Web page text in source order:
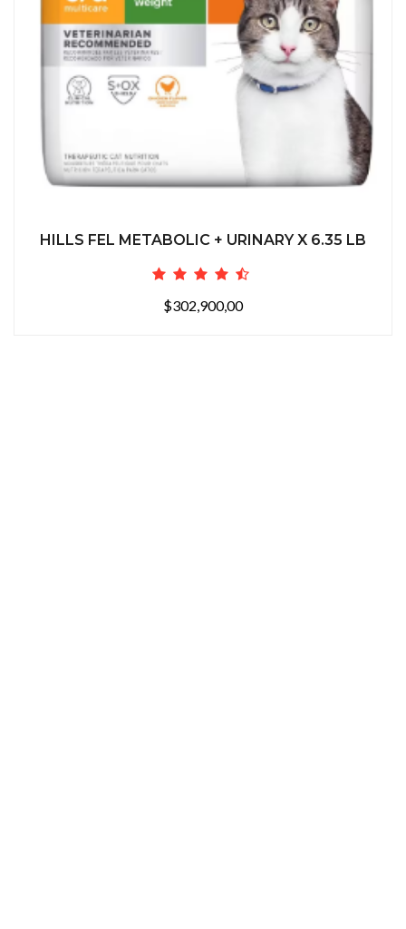
HILLS FEL METABOLIC + URINARY X 6.35 LB
$302,900,00